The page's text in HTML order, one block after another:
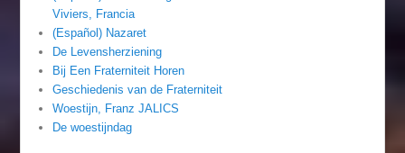
Viviers, Francia
(Español) Nazaret
De Levensherziening
Bij Een Fraterniteit Horen
Geschiedenis van de Fraterniteit
Woestijn, Franz JALICS
De woestijndag